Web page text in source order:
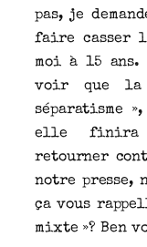
pas, je
faire casser
moi à 15 ans.
voir que la
séparatisme
elle finira
retourner
notre presse,
ça vous
mixte »? Ben